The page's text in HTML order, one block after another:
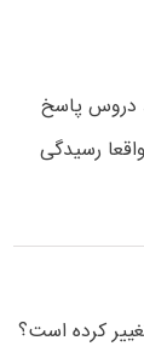
دروس پاسخ
رسیدگی